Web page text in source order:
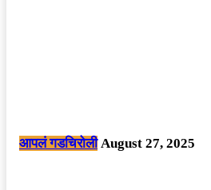
आपलं गडचिरोली August 27, 2025